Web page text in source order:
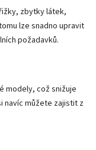
zbytky látek,
lze snadno upravit
požadavků.
modely, což snižuje
navíc můžete zajistit z